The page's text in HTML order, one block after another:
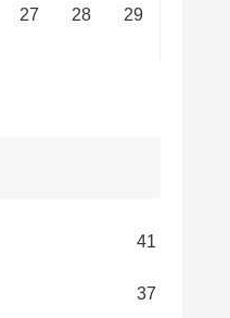
27 28
29
41
37